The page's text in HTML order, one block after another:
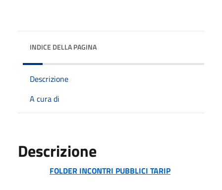
INDICE DELLA PAGINA
Descrizione
A cura di
Descrizione
FOLDER INCONTRI PUBBLICI TARIP